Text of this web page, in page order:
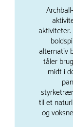
alternativ
tåler
midt i
til et
og